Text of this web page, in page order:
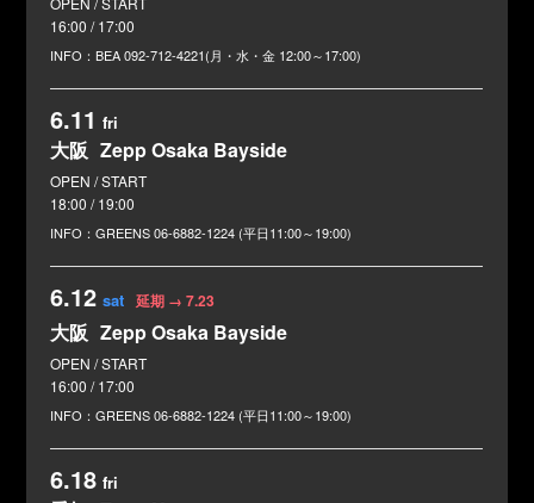
16:00 / 17:00
BEA092-712-4221(月・水・金 12:00～17:00)
6.11 fri
大阪 Zepp Osaka Bayside
18:00 / 19:00
GREENS06-6882-1224 (平日11:00～19:00)
6.12 sat 延期 → 7.23
大阪 Zepp Osaka Bayside
16:00 / 17:00
GREENS06-6882-1224 (平日11:00～19:00)
6.18 fri